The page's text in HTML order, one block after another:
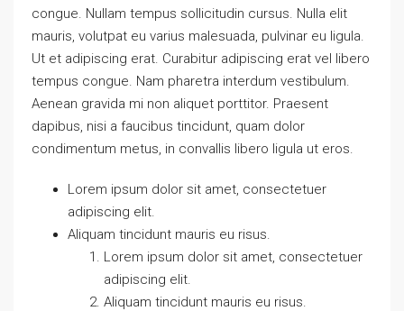
congue. Nullam tempus sollicitudin cursus. Nulla elit
mauris, volutpat eu varius malesuada, pulvinar eu ligula.
Ut et adipiscing erat. Curabitur adipiscing erat vel libero
tempus congue. Nam pharetra interdum vestibulum.
Aenean gravida mi non aliquet porttitor. Praesent
dapibus, nisi a faucibus tincidunt, quam dolor
condimentum metus, in convallis libero ligula ut eros.
Lorem ipsum dolor sit amet, consectetuer
adipiscing elit.
Aliquam tincidunt mauris eu risus.
Lorem ipsum dolor sit amet, consectetuer
adipiscing elit.
Aliquam tincidunt mauris eu risus.